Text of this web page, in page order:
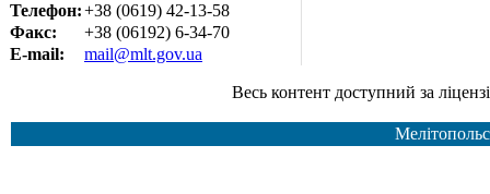
Телефон:+38 (0619) 42-13-58
Факс:
+38 (06192) 6-34-70
E-mail:
mail@mlt.gov.ua
Весь контент доступний за ліцензією Creative